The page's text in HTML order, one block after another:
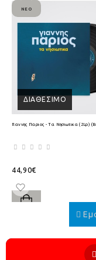
ΔΙΑΘΈΣΙΜΟ
ΝΈΟ
Γιαννης Παριος - Τα Νησιωτικα (2Lp)
44,90€